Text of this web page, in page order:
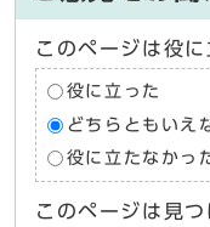
このページは役に
役に立った
どちらともいえ
役に立たなかっ
このページは見